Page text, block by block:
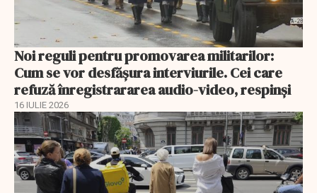
Noi reguli pentru promovarea militarilor:
Cum se vor desfășura interviurile. Cei care
refuză înregistrararea audio-video, respinşi
16 IULIE 2026